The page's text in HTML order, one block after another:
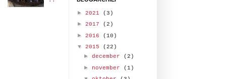
► 2021 (3)
► 2017 (2)
► 2016 (10)
▼ 2015 (22)
►december (2)
► november (1)